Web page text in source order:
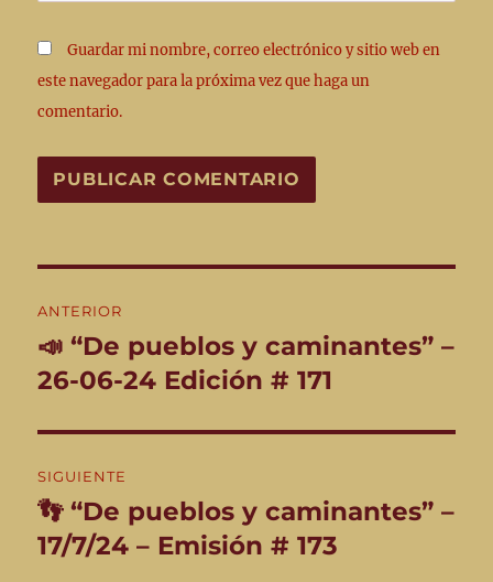
Guardar mi nombre, correo electrónico y sitio web en
este navegador para la próxima vez que haga un
comentario.
de
entradas
ANTERIOR
Entrada
anterior:
📣 “De pueblos y caminantes” –
26-06-24 Edición # 171
SIGUIENTE
Entrada
siguiente:
👣 “De pueblos y caminantes” –
17/7/24 – Emisión # 173